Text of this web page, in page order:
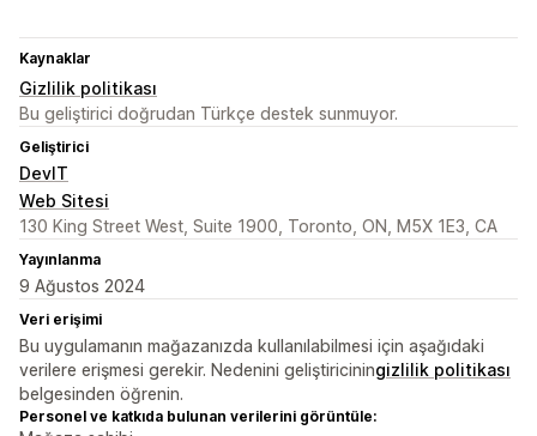
Kaynaklar
Gizlilik politikası
Bu geliştirici doğrudan Türkçe destek sunmuyor.
Geliştirici
DevIT
Web Sitesi
130 King Street West, Suite 1900, Toronto, ON, M5X 1E3, CA
Yayınlanma
9 Ağustos 2024
Veri erişimi
Bu uygulamanın mağazanızda kullanılabilmesi için aşağıdaki
verilere erişmesi gerekir. Nedenini geliştiriciningizlilik politikası
belgesinden öğrenin.
Personel ve katkıda bulunan verilerini görüntüle: